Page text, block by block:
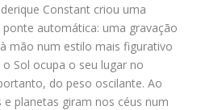
Constant criou uma
automática: uma gravação
mão num estilo mais figurativo
Sol ocupa o seu lugar no
do peso oscilante. Ao
planetas giram nos céus num